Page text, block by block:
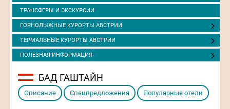
ТРАНСФЕРЫ И ЭКСКУРСИИ
ГОРНОЛЫЖНЫЕ КУРОРТЫ АВСТРИИ
ТЕРМАЛЬНЫЕ КУРОРТЫ АВСТРИИ
ПОЛЕЗНАЯ ИНФОРМАЦИЯ
БАД ГАШТАЙН
Описание Спецпредложения Популярные отели